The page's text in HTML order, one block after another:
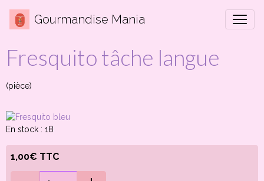
Gourmandise Mania
Fresquito tâche langue
(pièce)
En stock : 18
1,00€ TTC